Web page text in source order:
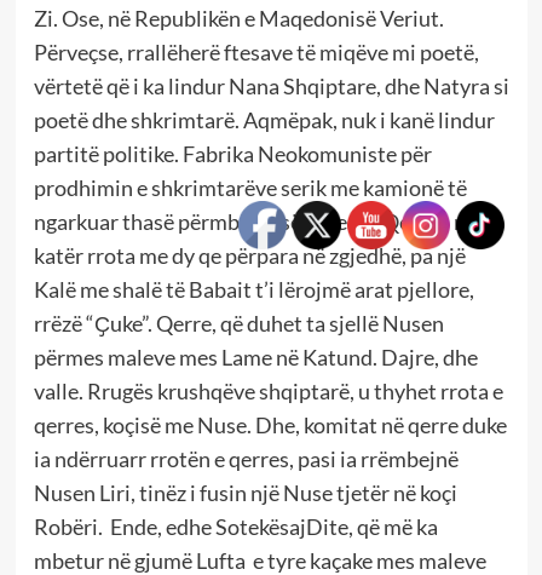
Zi. Ose, në Republikën e Maqedonisë Veriut.
Përveçse, rrallëherë ftesave të miqëve mi poetë,
vërtetë që i ka lindur Nana Shqiptare, dhe Natyra si
poetë dhe shkrimtarë. Aqmëpak, nuk i kanë lindur
partitë politike. Fabrika Neokomuniste për
prodhimin e shkrimtarëve serik me kamionë të
ngarkuar thasë përmbi thasë. Ose, në Qerren me
katër rrota me dy qe përpara në zgjedhë, pa një
Kalë me shalë të Babait t’i lërojmë arat pjellore,
rrëzë “Ҫuke”. Qerre, që duhet ta sjellë Nusen
përmes maleve mes Lame në Katund. Dajre, dhe
valle. Rrugës krushqëve shqiptarë, u thyhet rrota e
qerres, koçisë me Nuse. Dhe, komitat në qerre duke
ia ndërruarr rrotën e qerres, pasi ia rrëmbejnë
Nusen Liri, tinëz i fusin një Nuse tjetër në koçi
Robëri. Ende, edhe SotekësajDite, që më ka
mbetur në gjumë Lufta e tyre kaçake mes maleve